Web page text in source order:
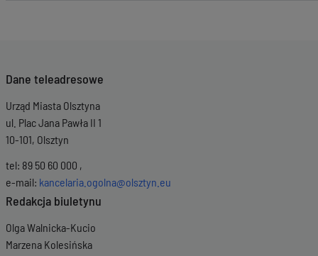
Dane teleadresowe
Urząd Miasta Olsztyna
ul. Plac Jana Pawła II 1
10-101, Olsztyn
tel: 89 50 60 000 ,
e-mail: kancelaria.ogolna@olsztyn.eu
Redakcja biuletynu
Olga Walnicka-Kucio
Marzena Kolesińska